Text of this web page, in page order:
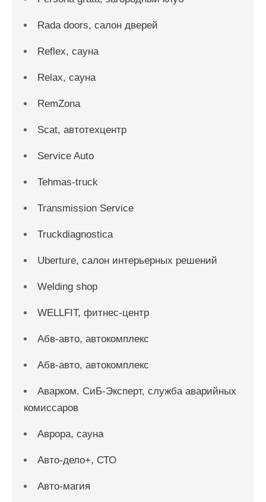
Rada doors, салон дверей
Reflex, сауна
Relax, сауна
RemZona
Scat, автотехцентр
Service Auto
Tehmas-truck
Transmission Service
Truckdiagnostica
Uberture, салон интерьерных решений
Welding shop
WELLFIT, фитнес-центр
Абв-авто, автокомплекс
Абв-авто, автокомплекс
Аварком. СиБ-Эксперт, служба аварийных
комиссаров
Аврора, сауна
Авто-дело+, СТО
Авто-магия